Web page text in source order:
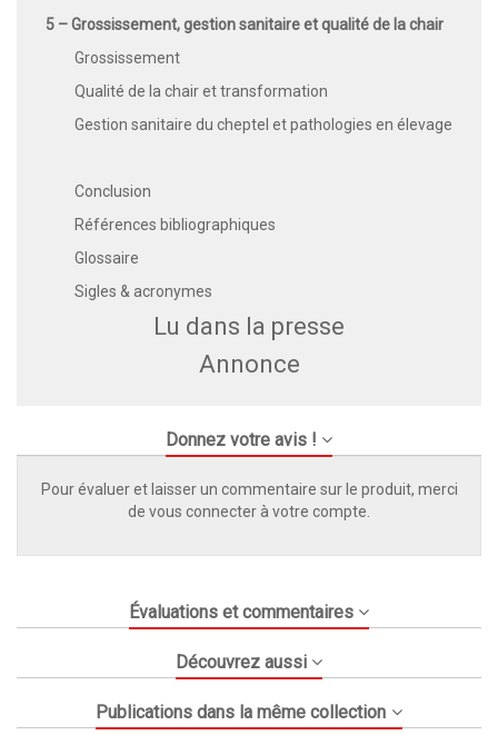
5 – Grossissement, gestion sanitaire et qualité de la chair
Grossissement
Qualité de la chair et transformation
Gestion sanitaire du cheptel et pathologies en élevage
Conclusion
Références bibliographiques
Glossaire
Sigles & acronymes
Lu dans la presse
Annonce
Donnez votre avis !
Pour évaluer et laisser un commentaire sur le produit, merci
de vous connecter à votre compte.
Évaluations et commentaires
Découvrez aussi
Publications dans la même collection